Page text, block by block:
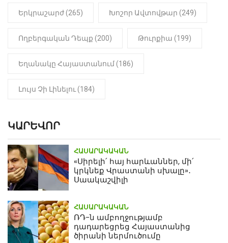
Երկրաշարժ (265) Խոշոր Ավտովթար (249)
Ողբերգական Դեպք (200) Թուրքիա (199)
Եղանակը Հայաստանում (186)
Լույս Չի Լինելու (184)
ԿԱՐԵՎՈՐ
ՀԱՍԱՐԱԿԱԿԱՆ
«Սիրելի՛ հայ հարևաններ, մի՛
կրկնեք Վրաստանի սխալը»․
Սաակաշվիլի
ՀԱՍԱՐԱԿԱԿԱՆ
ՌԴ-ն ամբողջությամբ
դադարեցրեց Հայաստանից
ծիրանի ներմուծումը